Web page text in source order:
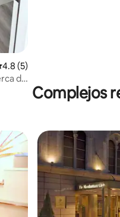
promedio: 4.8 de
4.8 (5)
de
Complejos